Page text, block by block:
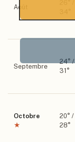
Août
Septembre
24° /
31 °
Octobre
★
20° /
28°